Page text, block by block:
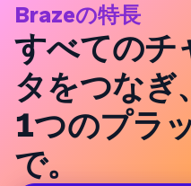
Brazeの特長
すべてのチ
タをつなぎ
１つのプラ
で。